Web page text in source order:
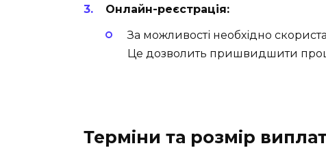
Онлайн-реєстрація:
За можливості необхідно
Це дозволить пришвидшити
Терміни та розмір